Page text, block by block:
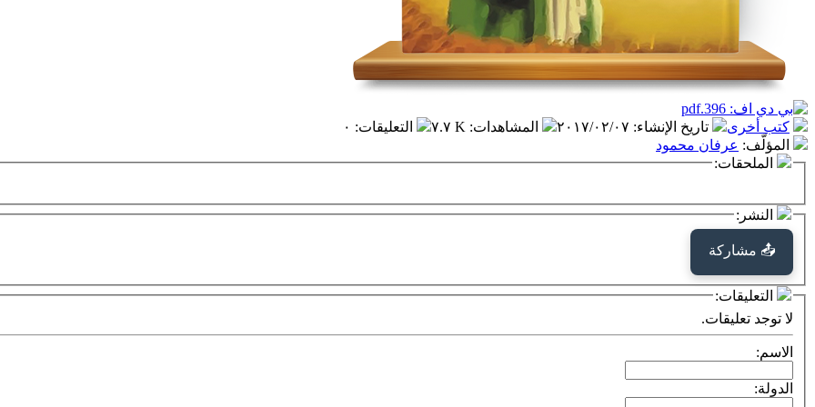
كتب أخرى تاريخ الإنشاء: ٢٠١٧/٠٢/٠٧ المشاهدات: ٧.٧ K التعليقات: ٠
المؤلّف: عرفان محمود
الملحقات:
النشر:
📤 مشاركة
التعليقات:
لا توجد تعليقات.
الاسم:
الدولة: